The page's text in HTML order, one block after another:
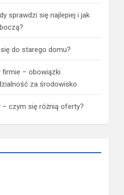
sprawdzi się najlepiej i jak
do starego domu?
firmie – obowiązki
za środowisko
– czym się różnią oferty?